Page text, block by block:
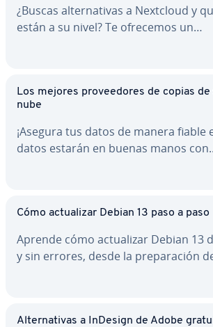
¿Buscas al­te­r­na­ti­vas a Nextcloud y
están a su nivel? Te ofrecemos un…
Los mejores pro­vee­do­res de copias
nube
¡Asegura tus datos de manera fiable
datos estarán en buenas manos
Cómo ac­tua­li­zar Debian 13 paso a paso
Aprende cómo ac­tua­li­zar Debian 13
y sin errores, desde la pre­pa­ra­ción
Al­te­r­na­ti­vas a InDesign de Adobe